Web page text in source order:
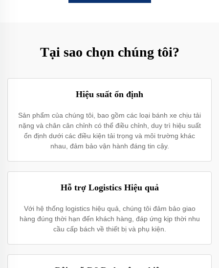
Tại sao chọn chúng tôi?
Hiệu suất ổn định
Sản phẩm của chúng tôi, bao gồm các loại bánh xe chịu tải
nặng và chân cân chỉnh có thể điều chỉnh, duy trì hiệu suất
ổn định dưới các điều kiện tải trọng và môi trường khác
nhau, đảm bảo vận hành đáng tin cậy.
Hỗ trợ Logistics Hiệu quả
Với hệ thống logistics hiệu quả, chúng tôi đảm bảo giao
hàng đúng thời hạn đến khách hàng, đáp ứng kịp thời nhu
cầu cấp bách về thiết bị và phụ kiện.